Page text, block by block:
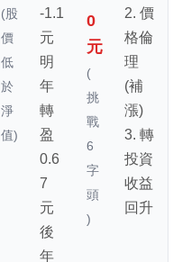
(股
價
低
於
淨
值)
-1.1
元
明
年
轉
盈
0.6
7
元
後
年
0
元
(
挑
戰
6
字
頭
)
2. 價
格倫
理
(補
漲)
3. 轉
投資
收益
回升